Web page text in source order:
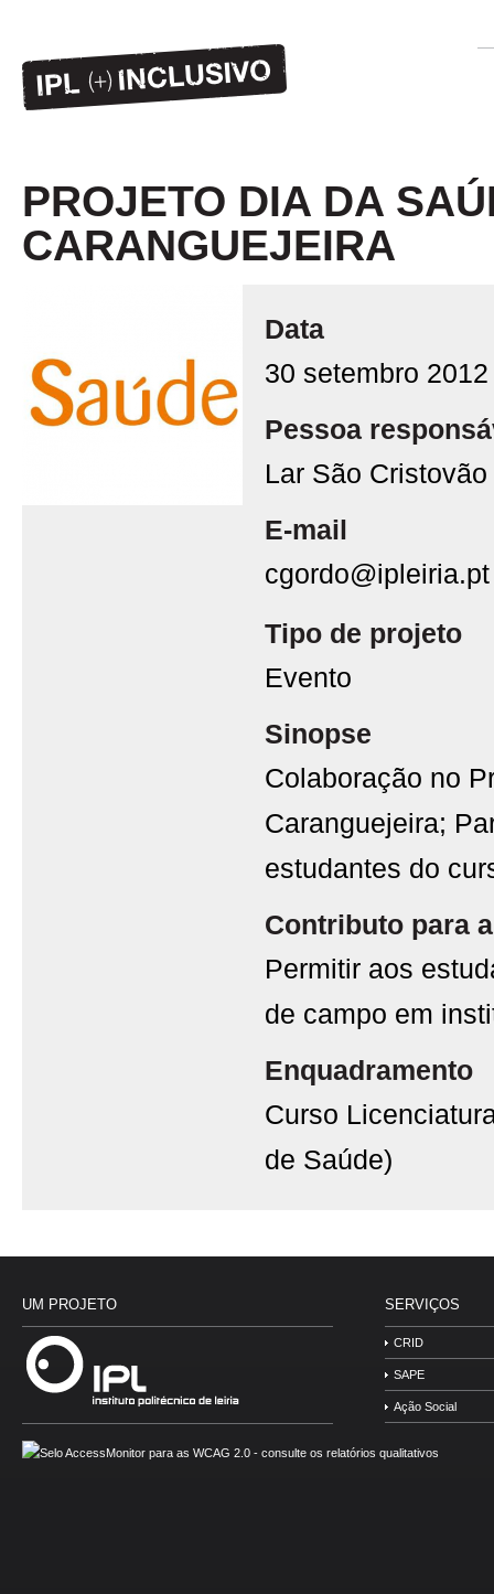
PROJETO DIA DA
CARANGUEJEIRA
Data
30 setembro
Pessoa
Lar São
E-mail
cgordo@ipleiria.pt
Tipo de projeto
Evento
Sinopse
Colaboração no
Caranguejeira;
estudantes do
Contributo para
Permitir aos
de campo em
Enquadramento
Curso
de Saúde)
UM PROJETO SERVIÇOS
CRID
SAPE
Ação Social